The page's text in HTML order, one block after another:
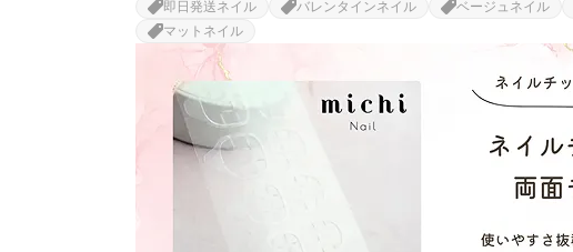
即日発送ネイル バレンタインネイル ベージュネイル
マットネイル